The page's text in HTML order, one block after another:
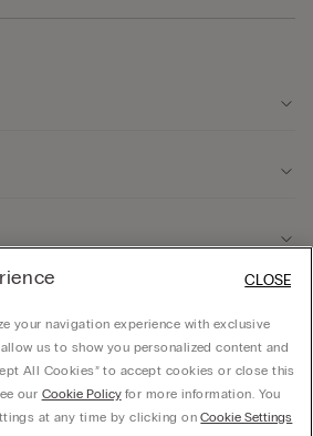
your navigation experience with exclusive
us to show you personalized content and
All Cookies” to accept cookies or close this
our Cookie Policyfor more information. You
at any time by clicking onCookie Settings
CLOSE